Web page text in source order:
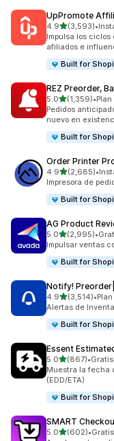
UpPromote
4.9de 5 estrellas
(3,593)
3593 reseñas en
•
Impulsa los
afiliados e
Built for
REZ Preorder,
5.0de 5 estrellas
(1,359)
1359 reseñas en
•
Pedidos
nuevo en
Built for
Order Printer
4.9de 5 estrellas
(2,685)
2685 reseñas en
•
Impresora de
Built for
AG Product
5.0de 5 estrellas
(2,995)
2995 reseñas en
•
Impulsar ventas
Built for
Notify!
4.9de 5 estrellas
(3,514)
3514 reseñas en
•
Alertas de
Built for
Essent
5.0de 5 estrellas
(867)
867 reseñas en
•Gratis
Muestra la fecha
(EDD/ETA)
Built for
SMART
5.0de 5 estrellas
(602)
602 reseñas en
•Gratis